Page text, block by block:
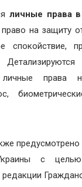
личные права
на защиту
спокойствие,
права
предусмотрено
с
редакции